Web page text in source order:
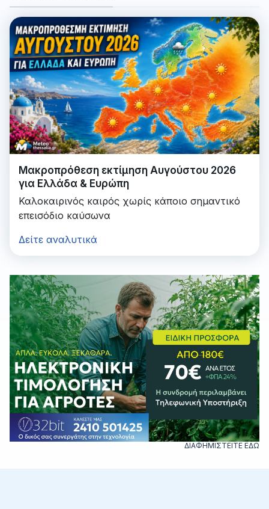
Μακροπρόθεση εκτίμηση Αυγούστου 2026
για Ελλάδα & Ευρώπη
Καλοκαιρινός καιρός χωρίς κάποιο σημαντικό
επεισόδιο καύσωνα
Δείτε αναλυτικά
ΔΙΑΦΗΜΙΣΤΕΙΤΕ ΕΔΩ